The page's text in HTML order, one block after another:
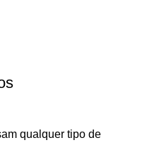
qualquer tipo de